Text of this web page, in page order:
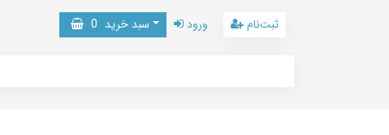
سبد خرید 0 ورود ثبت‌نام